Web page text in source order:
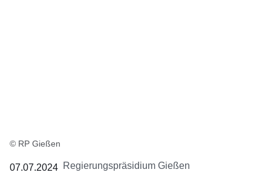
© RP Gießen
07.07.2024 Regierungspräsidium Gießen